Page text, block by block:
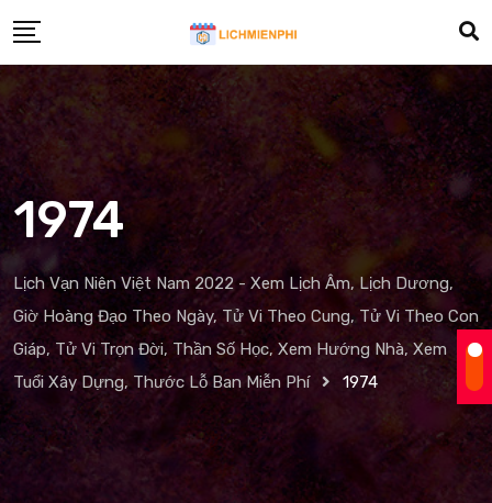
to
content
1974
Lịch Vạn Niên Việt Nam 2022 - Xem Lịch Âm, Lịch Dương,
Giờ Hoàng Đạo Theo Ngày, Tử Vi Theo Cung, Tử Vi Theo Con
Giáp, Tử Vi Trọn Đời, Thần Số Học, Xem Hướng Nhà, Xem
Tuổi Xây Dựng, Thước Lỗ Ban Miễn Phí
1974